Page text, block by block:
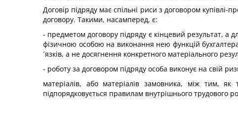
Договір підряду має спільні риси з договором купівлі-
договору. Такими, насамперед, є:
- предметом договору підряду є кінцевий результат, а
фізичною особою на виконання нею функцій
´язків, а не досягнення конкретного матеріального
- роботу за договором підряду особа виконує на свій
матеріалів, або матеріалів замовника, між тим,
підпорядковується правилам внутрішнього трудового